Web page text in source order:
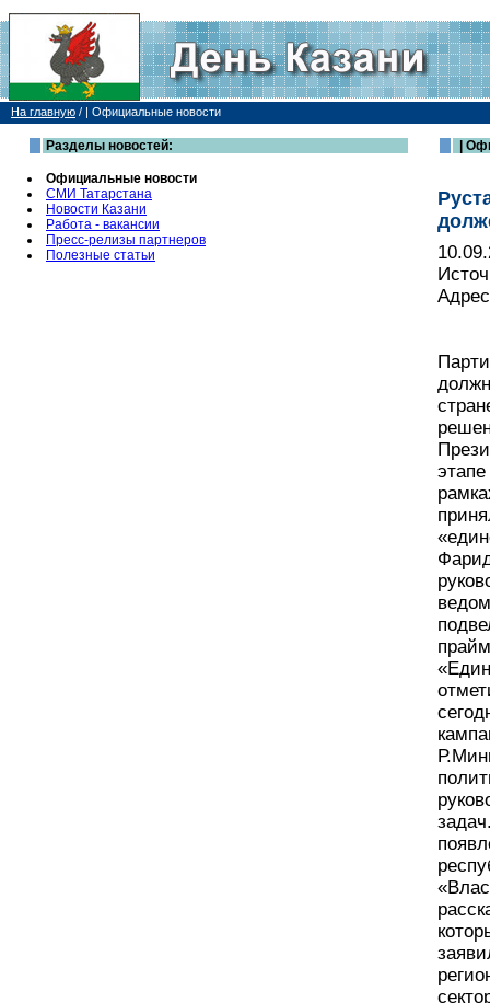
На главную / | Официальные новости
Разделы новостей:
Официальные новости
СМИ Татарстана
Новости Казани
Работа - вакансии
Пресс-релизы партнеров
Полезные статьи
|